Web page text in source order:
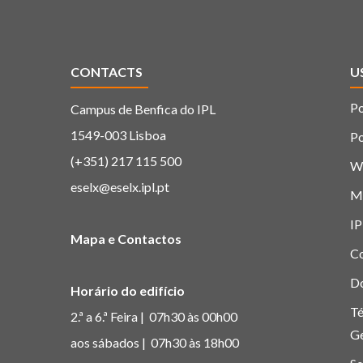
CONTACTS
Campus de Benfica do IPL
1549-003 Lisboa
(+351) 217 115 500
eselx@eselx.ipl.pt
Mapa e Contactos
Horário do edifício
2.ª a 6.ª Feira | 07h30 às 00h00
aos sábados | 07h30 às 18h00